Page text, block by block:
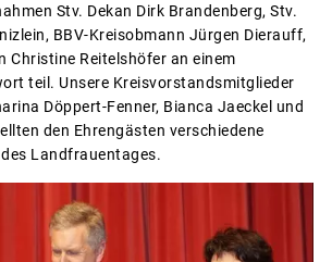
Stv. Dekan Dirk Brandenberg, Stv.
BBV-Kreisobmann Jürgen Dierauff,
Christine Reitelshöfer an einem
teil. Unsere Kreisvorstandsmitglieder
Döppert-Fenner, Bianca Jaeckel und
den Ehrengästen verschiedene
Landfrauentages.